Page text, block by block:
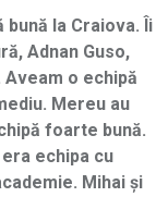
bună la Craiova. Îi
Adnan Guso,
Aveam o echipă
Mereu au
foarte bună.
echipa cu
Mihai și